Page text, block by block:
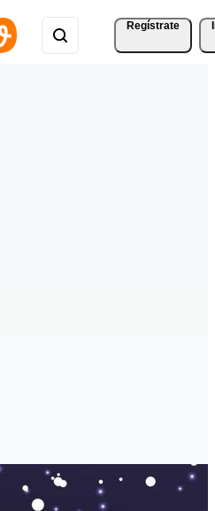
Regístrate